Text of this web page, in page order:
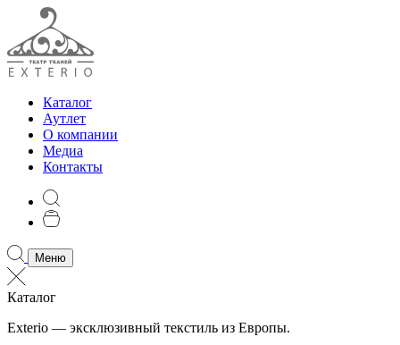
Каталог
Аутлет
О компании
Медиа
Контакты
Меню
Каталог
Exterio — эксклюзивный текстиль из Европы.